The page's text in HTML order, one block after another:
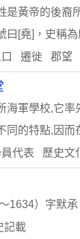
是黃帝的後裔
曰[堯]，史稱為
遷徙 郡望
海軍學校,它
同的特點,因而
代表 歷史文
1634）字默
記載